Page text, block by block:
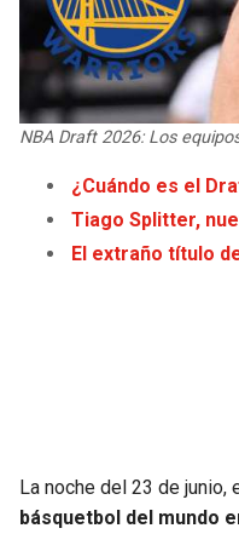
NBA Draft 2026: Los
¿Cuándo es el
Tiago Splitter,
El extraño título
La noche del 23 de junio,
básquetbol del mundo